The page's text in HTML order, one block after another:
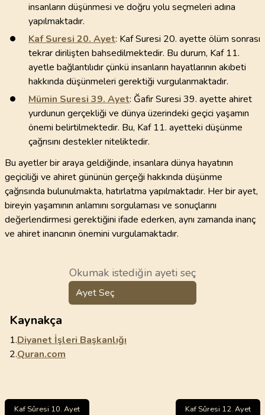
insanların düşünmesi ve doğru yolu seçmeleri adına
yapılmaktadır.
Kaf Suresi 20. Ayet: Kaf Suresi 20. ayette ölüm sonrası
tekrar dirilişten bahsedilmektedir. Bu durum, Kaf 11.
ayetle bağlantılıdır çünkü insanların hayatlarının akıbeti
hakkında düşünmeleri gerektiği vurgulanmaktadır.
Mümin Suresi 39. Ayet: Ğafir Suresi 39. ayette ahiret
yurdunun gerçekliği ve dünya üzerindeki geçici yaşamın
önemi belirtilmektedir. Bu, Kaf 11. ayetteki düşünme
çağrısını destekler niteliktedir.
Bu ayetler bir araya geldiğinde, insanlara dünya hayatının
geçiciliği ve ahiret gününün gerçeği hakkında düşünme
çağrısında bulunulmakta, hatırlatma yapılmaktadır. Her bir ayet,
bireyin yaşamının anlamını sorgulaması ve sonuçlarını
değerlendirmesi gerektiğini ifade ederken, aynı zamanda inanç
ve ahiret inancının önemini vurgulamaktadır.
Okumak istediğin ayeti seç
Ayet Seç
Kaynakça
1.Diyanet İşleri Başkanlığı
2.Quran.com
Kaf Sûresi 10. Ayet Kaf Sûresi 12. Ayet